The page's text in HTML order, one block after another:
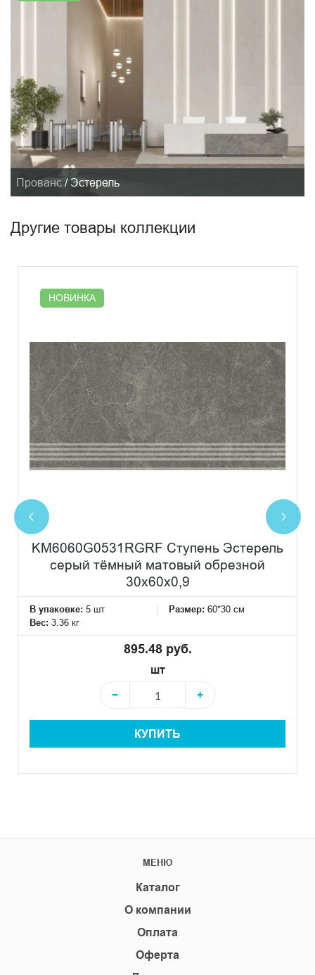
Прованс / Эстерель
Другие товары коллекции
НОВИНКА
KM6060G0531RGRF Ступень Эстерель
серый тёмный матовый обрезной
30x60x0,9
В упаковке: 5 шт Размер: 60*30 см
Вес: 3.36 кг
895.48 руб.
шт
−
+
КУПИТЬ
МЕНЮ
Каталог
О компании
Оплата
Оферта